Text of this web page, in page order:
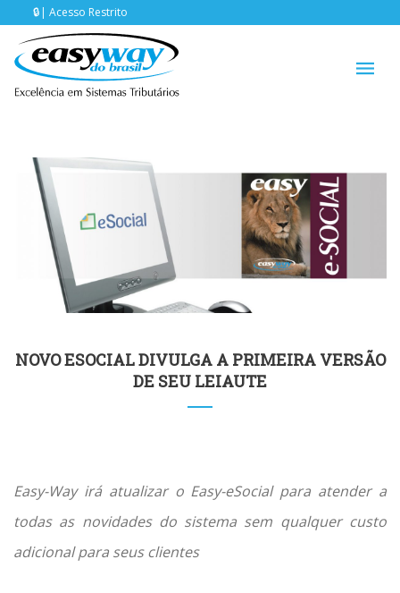
Acesso Restrito
NOVO ESOCIAL DIVULGA A PRIMEIRA VERSÃO
DE SEU LEIAUTE
Easy-Way irá atualizar o Easy-eSocial para atender a
todas as novidades do sistema sem qualquer custo
adicional para seus clientes